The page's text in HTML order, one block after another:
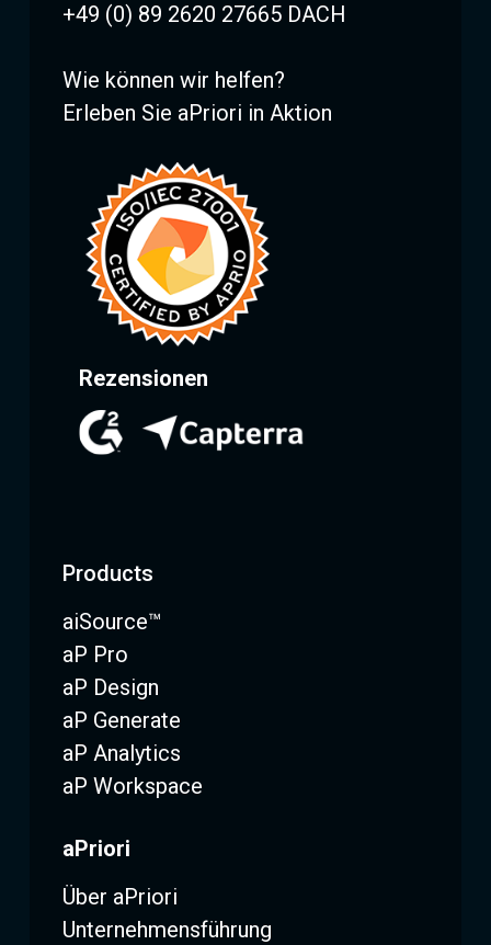
+49 (0) 89 2620 27665 DACH
Wie können wir helfen?
Erleben Sie aPriori in Aktion
Rezensionen
Products
aiSource™
aP Pro
aP Design
aP Generate
aP Analytics
aP Workspace
aPriori
Über aPriori
Unternehmensführung